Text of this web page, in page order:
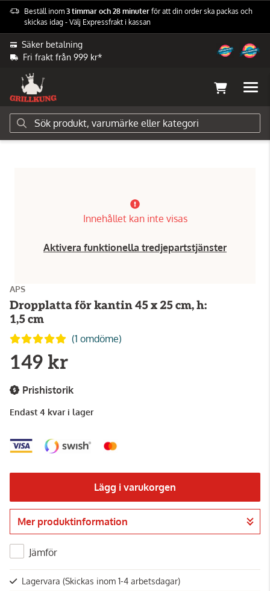
Beställ inom 3 timmar och 28 minuter för att din order ska packas och
skickas idag - Välj Expressfrakt i kassan
Säker betalning
Fri frakt från 999 kr*
Grilltillbehör Kökstillbehör Övriga Tillbehör
Innehållet kan inte visas
Aktivera funktionella tredjepartstjänster
APS
Dropplatta för kantin 45 x 25 cm, h:
1,5 cm
(1 omdöme)
149 kr
Prishistorik
Endast 4 kvar i lager
Lägg i varukorgen
Gå till kassan
Mer produktinformation
Jämför
Lagervara (Skickas inom 1-4 arbetsdagar)